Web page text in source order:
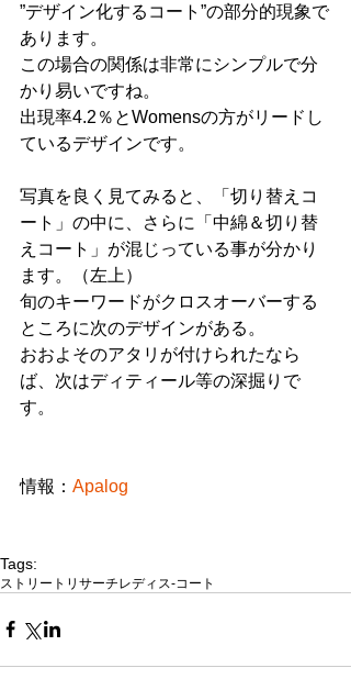
”デザイン化するコート”の部分的現象で
あります。
この場合の関係は非常にシンプルで分
かり易いですね。
出現率4.2％とWomensの方がリードし
ているデザインです。
写真を良く見てみると、「切り替えコ
ート」の中に、さらに「中綿＆切り替
えコート」が混じっている事が分かり
ます。（左上）
旬のキーワードがクロスオーバーする
ところに次のデザインがある。
おおよそのアタリが付けられたなら
ば、次はディティール等の深掘りで
す。
情報： Apalog
Tags:
ストリートリサーチレディス-コート